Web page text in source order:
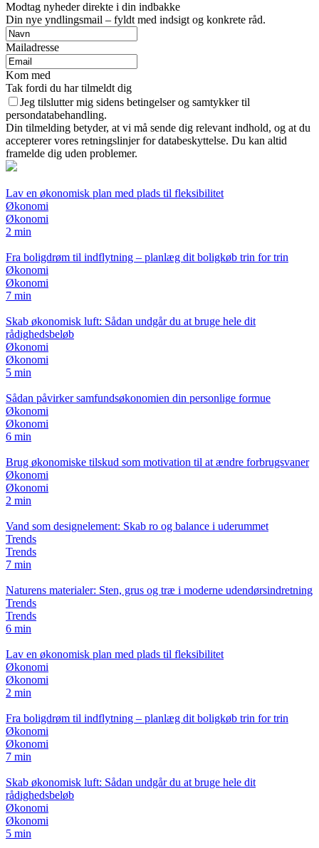
Modtag nyheder direkte i din indbakke
Din nye yndlingsmail – fyldt med indsigt og konkrete råd.
Mailadresse
Kom med
Tak fordi du har tilmeldt dig
Jeg tilslutter mig sidens betingelser og samtykker til
persondatabehandling.
Din tilmelding betyder, at vi må sende dig relevant indhold, og at du
accepterer vores retningslinjer for databeskyttelse. Du kan altid
framelde dig uden problemer.
Lav en økonomisk plan med plads til fleksibilitet
Økonomi
Økonomi
2 min
Fra boligdrøm til indflytning – planlæg dit boligkøb trin for trin
Økonomi
Økonomi
7 min
Skab økonomisk luft: Sådan undgår du at bruge hele dit
rådighedsbeløb
Økonomi
Økonomi
5 min
Sådan påvirker samfundsøkonomien din personlige formue
Økonomi
Økonomi
6 min
Brug økonomiske tilskud som motivation til at ændre forbrugsvaner
Økonomi
Økonomi
2 min
Vand som designelement: Skab ro og balance i uderummet
Trends
Trends
7 min
Naturens materialer: Sten, grus og træ i moderne udendørsindretning
Trends
Trends
6 min
Lav en økonomisk plan med plads til fleksibilitet
Økonomi
Økonomi
2 min
Fra boligdrøm til indflytning – planlæg dit boligkøb trin for trin
Økonomi
Økonomi
7 min
Skab økonomisk luft: Sådan undgår du at bruge hele dit
rådighedsbeløb
Økonomi
Økonomi
5 min